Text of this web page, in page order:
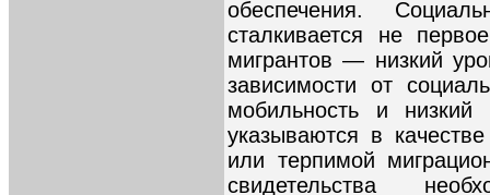
обеспечения.
сталкивается не
мигрантов — низкий
зависимости от
мобильность и
указываются в
или терпимой
свидетельства